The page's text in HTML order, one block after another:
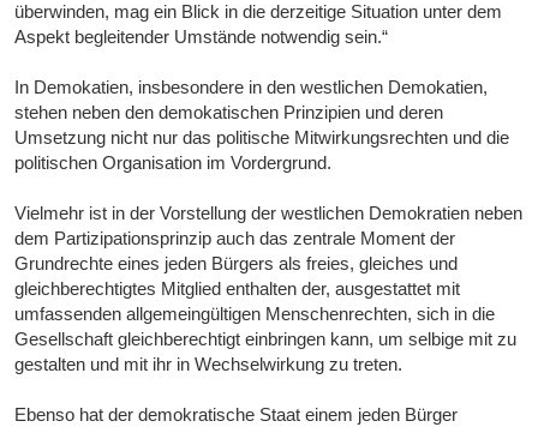
überwinden, mag ein Blick in die derzeitige Situation unter dem
Aspekt begleitender Umstände notwendig sein.“
In Demokatien, insbesondere in den westlichen Demokatien,
stehen neben den demokatischen Prinzipien und deren
Umsetzung nicht nur das politische Mitwirkungsrechten und die
politischen Organisation im Vordergrund.
Vielmehr ist in der Vorstellung der westlichen Demokratien neben
dem Partizipationsprinzip auch das zentrale Moment der
Grundrechte eines jeden Bürgers als freies, gleiches und
gleichberechtigtes Mitglied enthalten der, ausgestattet mit
umfassenden allgemeingültigen Menschenrechten, sich in die
Gesellschaft gleichberechtigt einbringen kann, um selbige mit zu
gestalten und mit ihr in Wechselwirkung zu treten.
Ebenso hat der demokratische Staat einem jeden Bürger